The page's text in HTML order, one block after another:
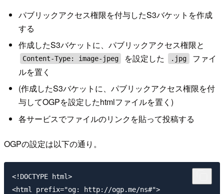
パブリックアクセス権限を付与したS3バケットを作成
する
作成したS3バケットに、パブリックアクセス権限と
Content-Type: image-jpeg を設定した .jpg
ファイ
ルを置く
(作成したS3バケットに、パブリックアクセス権限を付
与してOGPを設定したhtmlファイルを置く)
各サービスでファイルのリンクを貼って投稿する
OGPの設定は以下の通り。
<!DOCTYPE html>
<html prefix="og: http://ogp.me/ns#">